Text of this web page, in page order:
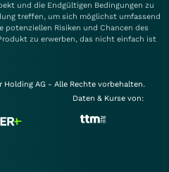
und die Endgültigen Bedingungen zu
treffen, um sich möglichst umfassend
potenziellen Risiken und Chancen des
zu erwerben, das nicht einfach ist
AG - Alle Rechte vorbehalten.
Daten & Kurse von: